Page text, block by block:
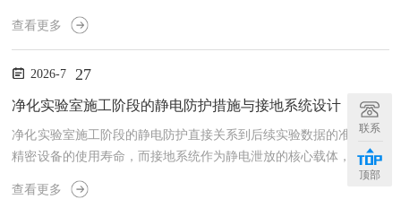
心，搭配微生物、环境参数辅助核验，是划分洁净等级、验证厂房合
规性的关键方式。洁净度用等级来划分，数字小就干净，常见标准有
0.5微米的颗粒不超过3500个，而万级洁净室允许不超过35万个。电
子芯片车间通常需要百级甚至十级，医院手*室一般要求万级洁净。
查看更多
2026-7 27
净化实验室施工阶段的静电防护措施与接地系统设计
净化实验室施工阶段的静电防护直接关系到后续实验数据的准确性和
精密设备的使用寿命，而接地系统作为静电泄放的核心载体，其设计
的合理性需要从施工初期就纳入规划。在电子元器件测试、生物医药
研发等对静电敏感的实验室场景中，施工环节的静电控制尤为关键。
查看更多
联系
顶部